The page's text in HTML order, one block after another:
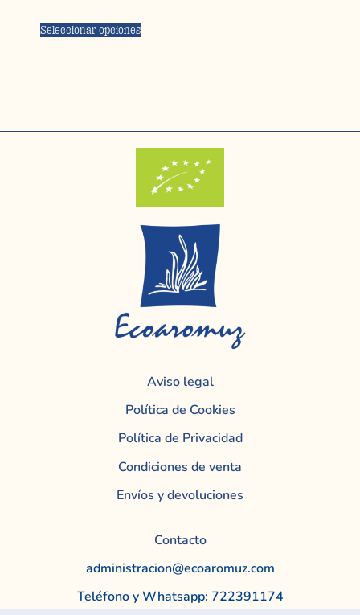
Seleccionar opciones
Aviso legal
Política de Cookies
Política de Privacidad
Condiciones de venta
Envíos y devoluciones
Contacto
administracion@ecoaromuz.com
Teléfono y Whatsapp: 722391174